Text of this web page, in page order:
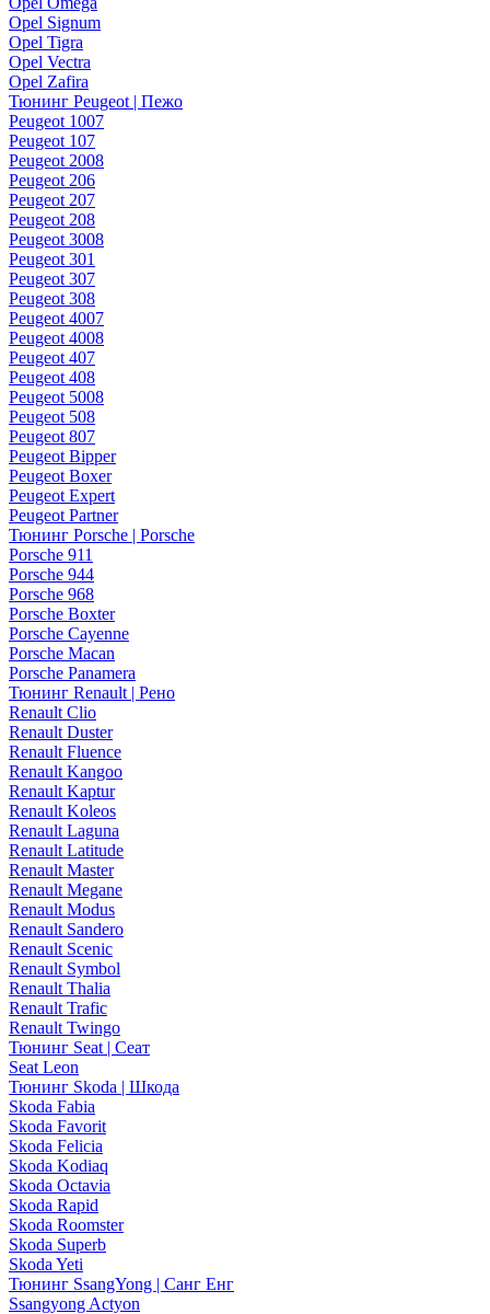
Opel Signum
Opel Tigra
Opel Vectra
Opel Zafira
Тюнинг Peugeot | Пежо
Peugeot 1007
Peugeot 107
Peugeot 2008
Peugeot 206
Peugeot 207
Peugeot 208
Peugeot 3008
Peugeot 301
Peugeot 307
Peugeot 308
Peugeot 4007
Peugeot 4008
Peugeot 407
Peugeot 408
Peugeot 5008
Peugeot 508
Peugeot 807
Peugeot Bipper
Peugeot Boxer
Peugeot Expert
Peugeot Partner
Тюнинг Porsche | Porsche
Porsche 911
Porsche 944
Porsche 968
Porsche Boxter
Porsche Cayenne
Porsche Macan
Porsche Panamera
Тюнинг Renault | Рено
Renault Clio
Renault Duster
Renault Fluence
Renault Kangoo
Renault Kaptur
Renault Koleos
Renault Laguna
Renault Latitude
Renault Master
Renault Megane
Renault Modus
Renault Sandero
Renault Scenic
Renault Symbol
Renault Thalia
Renault Trafic
Renault Twingo
Тюнинг Seat | Сеат
Seat Leon
Тюнинг Skoda | Шкода
Skoda Fabia
Skoda Favorit
Skoda Felicia
Skoda Kodiaq
Skoda Octavia
Skoda Rapid
Skoda Roomster
Skoda Superb
Skoda Yeti
Тюнинг SsangYong | Санг Енг
Ssangyong Actyon